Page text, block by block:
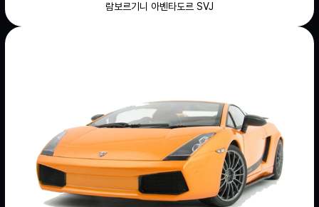
람보르기니 아벤타도르 SVJ